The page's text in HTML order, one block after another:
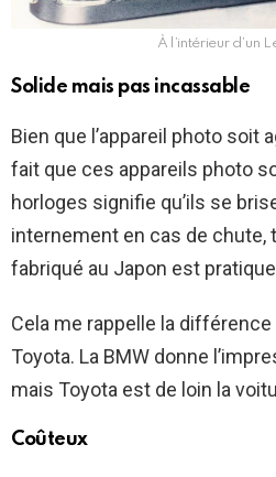
À l’intérieur d’un
Solide mais pas incassable
Bien que l’appareil photo soit
fait que ces appareils photo
horloges signifie qu’ils se
internement en cas de chute,
fabriqué au Japon est
Cela me rappelle la
Toyota. La BMW donne
mais Toyota est de loin la
Coûteux